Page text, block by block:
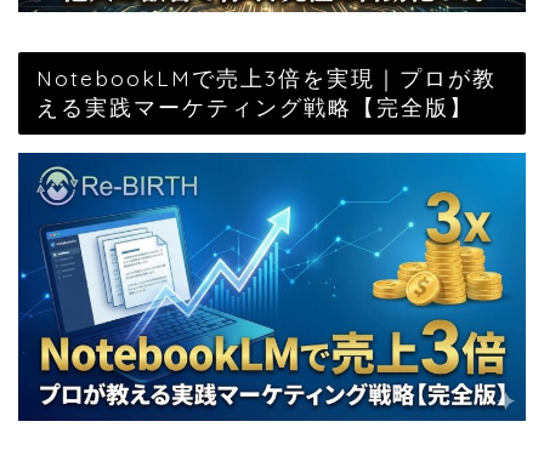
NotebookLMで売上3倍を実現｜プロが教
える実践マーケティング戦略【完全版】